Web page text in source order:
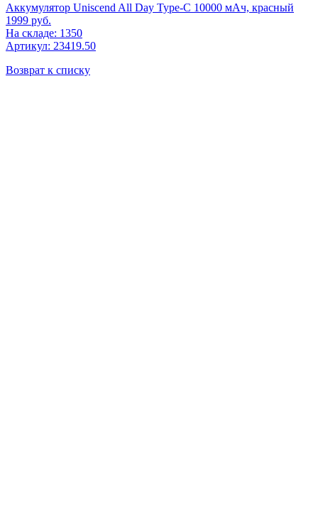
Аккумулятор Uniscend All Day Type-C 10000 мАч, красный
1999 руб.
На складе: 1350
Артикул: 23419.50
Возврат к списку